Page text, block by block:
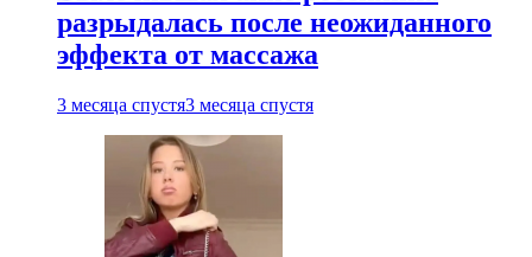
разрыдалась после неожиданного
эффекта от массажа
3 месяца спустя3 месяца спустя